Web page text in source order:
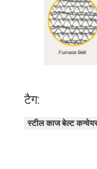
टैग:
स्टील काज बेल्ट